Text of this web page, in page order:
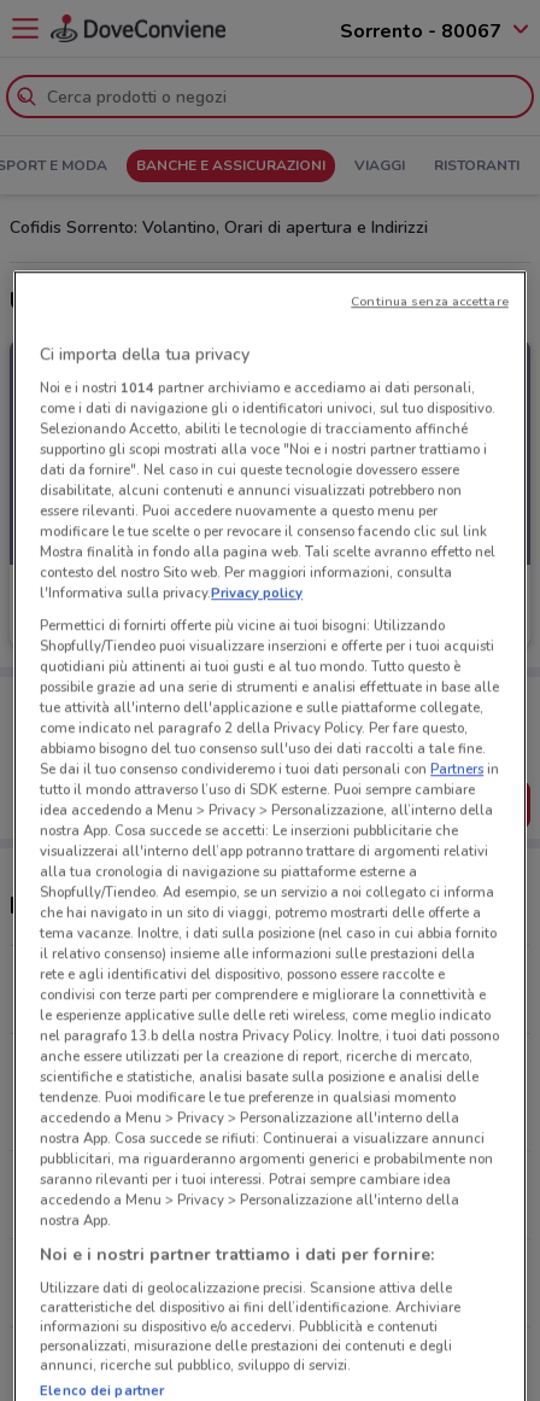
Sorrento - 80067
E MODA BANCHE E ASSICURAZIONI VIAGGI RISTORANTI
Cofidis Sorrento: Volantino, Orari di apertura e Indirizzi
Ultime offerte del volantino Cofidis
Cofidis
Scade il 28/01
Porta DoveConviene sempre con te!
Puoi trovare le migliori offerte dei negozi vicino a te,
salvarle e creare la tua lista del risparmio, comodamente
dal tuo cellulare.
SCARICA L’APP
Negozi Cofidis a Sorrento
Corso Italia, 251 Sorrento
266 m
CHIUSO
Corso Vittorio Emanuele, 123 Castellammare Di
Stabia
12.2 km
CHIUSO
Via Campo Aviazione, 22 Pompei
16.5 km
CHIUSO
Via Macello, 22 Pompei
16.6 km
CHIUSO
Via Macello, 22 Pompei
16.8 km
CHIUSO
Ci importa della tua privacy
Noi e i nostri 1014partner archiviamo e accediamo ai dati personali,
come i dati di navigazione gli o identificatori univoci, sul tuo dispositivo.
Selezionando Accetto, abiliti le tecnologie di tracciamento affinché
supportino gli scopi mostrati alla voce "Noi e i nostri partner trattiamo i
dati da fornire". Nel caso in cui queste tecnologie dovessero essere
disabilitate, alcuni contenuti e annunci visualizzati potrebbero non
essere rilevanti. Puoi accedere nuovamente a questo menu per
modificare le tue scelte o per revocare il consenso facendo clic sul link
Mostra finalità in fondo alla pagina web. Tali scelte avranno effetto nel
contesto del nostro Sito web. Per maggiori informazioni, consulta
l'Informativa sulla privacy.Privacy policy
Permettici di fornirti offerte più vicine ai tuoi bisogni: Utilizzando
Shopfully/Tiendeo puoi visualizzare inserzioni e offerte per i tuoi acquisti
quotidiani più attinenti ai tuoi gusti e al tuo mondo. Tutto questo è
possibile grazie ad una serie di strumenti e analisi effettuate in base alle
tue attività all'interno dell'applicazione e sulle piattaforme collegate,
come indicato nel paragrafo 2 della Privacy Policy. Per fare questo,
abbiamo bisogno del tuo consenso sull'uso dei dati raccolti a tale fine.
Se dai il tuo consenso condivideremo i tuoi dati personali conPartnersin
tutto il mondo attraverso l’uso di SDK esterne. Puoi sempre cambiare
idea accedendo a Menu > Privacy > Personalizzazione, all’interno della
nostra App. Cosa succede se accetti: Le inserzioni pubblicitarie che
visualizzerai all'interno dell’app potranno trattare di argomenti relativi
alla tua cronologia di navigazione su piattaforme esterne a
Shopfully/Tiendeo. Ad esempio, se un servizio a noi collegato ci informa
che hai navigato in un sito di viaggi, potremo mostrarti delle offerte a
tema vacanze. Inoltre, i dati sulla posizione (nel caso in cui abbia fornito
il relativo consenso) insieme alle informazioni sulle prestazioni della
rete e agli identificativi del dispositivo, possono essere raccolte e
condivisi con terze parti per comprendere e migliorare la connettività e
le esperienze applicative sulle delle reti wireless, come meglio indicato
nel paragrafo 13.b della nostra Privacy Policy. Inoltre, i tuoi dati possono
anche essere utilizzati per la creazione di report, ricerche di mercato,
scientifiche e statistiche, analisi basate sulla posizione e analisi delle
tendenze. Puoi modificare le tue preferenze in qualsiasi momento
accedendo a Menu > Privacy > Personalizzazione all'interno della
nostra App. Cosa succede se rifiuti: Continuerai a visualizzare annunci
pubblicitari, ma riguarderanno argomenti generici e probabilmente non
saranno rilevanti per i tuoi interessi. Potrai sempre cambiare idea
accedendo a Menu > Privacy > Personalizzazione all'interno della
nostra App.
Noi e i nostri partner trattiamo i dati per fornire:
Utilizzare dati di geolocalizzazione precisi. Scansione attiva delle
caratteristiche del dispositivo ai fini dell’identificazione. Archiviare
informazioni su dispositivo e/o accedervi. Pubblicità e contenuti
personalizzati, misurazione delle prestazioni dei contenuti e degli
annunci, ricerche sul pubblico, sviluppo di servizi.
Elenco dei partner
Continua senza accettare